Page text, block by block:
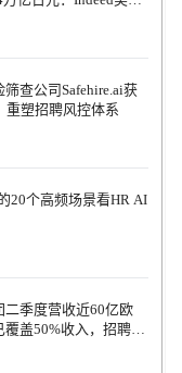
，AI招聘推动利润率升
筛查公司Safehire.ai获
重塑招聘风控体系
20个高频场景看HR AI
二季度营收近60亿欧
盖50%收入，招聘服